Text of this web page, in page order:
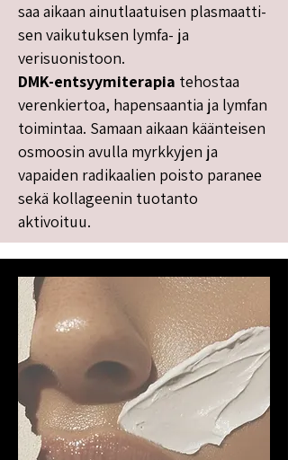
saa aikaan ainutlaatuisen plasmaatti-
sen vaikutuksen lymfa- ja
verisuonistoon.
DMK-entsyymiterapia tehostaa
verenkiertoa, hapensaantia ja lymfan
toimintaa. Samaan aikaan käänteisen
osmoosin avulla myrkkyjen ja
vapaiden radikaalien poisto paranee
sekä kollageenin tuotanto
aktivoituu.